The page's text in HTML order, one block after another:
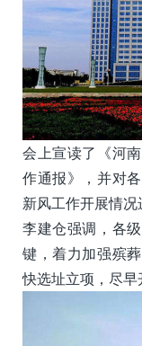
会上宣读了《河
作通报》，并对
新风工作开展情况
李建仓强调，各
键，着力加强殡
快选址立项，尽早